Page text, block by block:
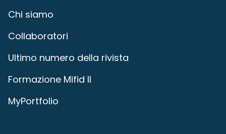
Chi siamo
Collaboratori
Ultimo numero della rivista
Formazione Mifid II
MyPortfolio